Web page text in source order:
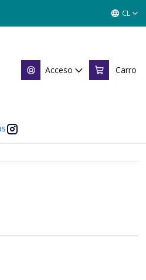
Acceso Carro
CL
Y LEYENDAS